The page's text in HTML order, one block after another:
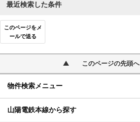
最近検索した条件
このページをメ
ールで送る
このページの先頭へ
物件検索メニュー
山陽電鉄本線から探す